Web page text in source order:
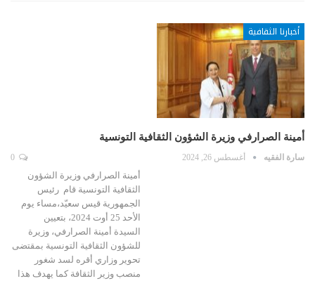
أخبارنا الثقافية
أمينة الصرارفي وزيرة الشؤون الثقافية التونسية
سارة الفقيه أغسطس 26, 2024
أمينة الصرارفي وزيرة الشؤون
الثقافية التونسية قام رئيس
الجمهورية قيس سعيّد،مساء يوم
الأحد 25 أوت 2024، بتعيين
السيدة أمينة الصرارفي، وزيرة
للشؤون الثقافية التونسية بمقتضى
تحوير وزاري أقره لسد شغور
منصب وزير الثقافة كما يهدف هذا